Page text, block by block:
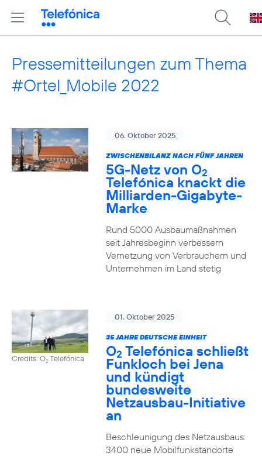
Pressemitteilungen zum Thema
#Ortel_Mobile 2022
06. Oktober 2025
ZWISCHENBILANZ NACH FÜNF JAHREN
5G-Netz von O2
Telefónica knackt die
Milliarden-Gigabyte-
Marke
Rund 5000 Ausbaumaßnahmen
seit Jahresbeginn verbessern
Vernetzung von Verbrauchern und
Unternehmen im Land stetig
Credits: O2Telefónica
01. Oktober 2025
35 JAHRE DEUTSCHE EINHEIT
O2 Telefónica schließt
Funkloch bei Jena
und kündigt
bundesweite
Netzausbau-Initiative
an
Beschleunigung des Netzausbaus:
3400 neue Mobilfunkstandorte